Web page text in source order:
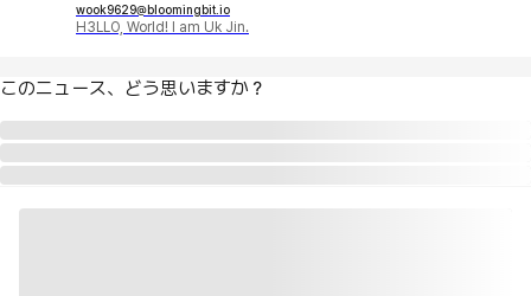
wook9629@bloomingbit.io
H3LLO, World! I am Uk Jin.
このニュース、どう思いますか？